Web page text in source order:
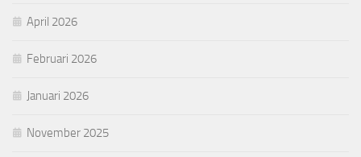
April 2026
Februari 2026
Januari 2026
November 2025